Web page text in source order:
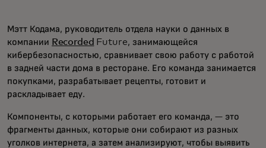
Мэтт Кодама, руководитель отдела науки о данных в
компании Recorded Future, занимающейся
кибербезопасностью, сравнивает свою работу с работой
в задней части дома в ресторане. Его команда занимается
покупками, разрабатывает рецепты, готовит и
раскладывает еду.
Компоненты, с которыми работает его команда, — это
фрагменты данных, которые они собирают из разных
уголков интернета, а затем анализируют, чтобы выявить